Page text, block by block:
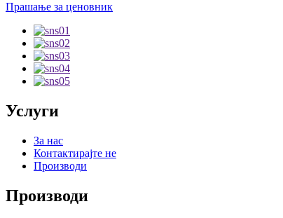
Прашање за ценовник
Услуги
За нас
Контактирајте не
Производи
Производи